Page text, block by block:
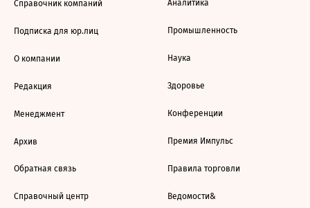
Справочник компаний
Подписка для юр.лиц
О компании
Редакция
Менеджмент
Архив
Обратная связь
Справочный центр
Аналитика
Промышленность
Наука
Здоровье
Конференции
Премия Импульс
Правила торговли
Ведомости&